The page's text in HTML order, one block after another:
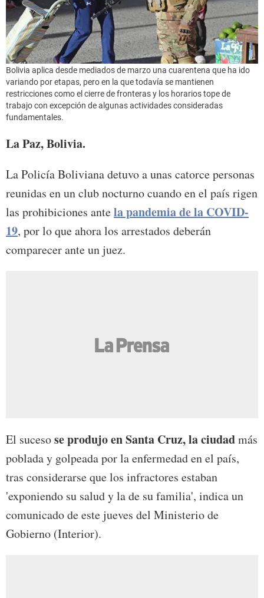
Bolivia aplica desde mediados de marzo una cuarentena que ha ido
variando por etapas, pero en la que todavía se mantienen
restricciones como el cierre de fronteras y los horarios tope de
trabajo con excepción de algunas actividades consideradas
fundamentales.
La Paz, Bolivia.
La Policía Boliviana detuvo a unas catorce personas
reunidas en un club nocturno cuando en el país rigen
las prohibiciones antela pandemia de la COVID-
19, por lo que ahora los arrestados deberán
comparecer ante un juez.
El sucesose produjo en Santa Cruz, la ciudadmás
poblada y golpeada por la enfermedad en el país,
tras considerarse que los infractores estaban
'exponiendo su salud y la de su familia', indica un
comunicado de este jueves del Ministerio de
Gobierno (Interior).